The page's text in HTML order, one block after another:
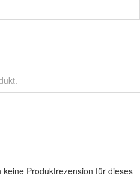
keine Produktrezension für dieses